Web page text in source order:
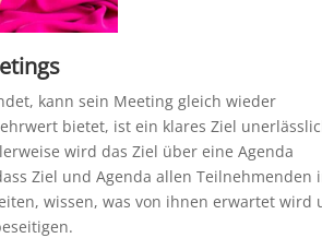
kann sein Meeting gleich wieder
bietet, ist ein klares Ziel
wird das Ziel über eine Agenda
Ziel und Agenda allen Teilnehmenden
wissen, was von ihnen erwartet wird